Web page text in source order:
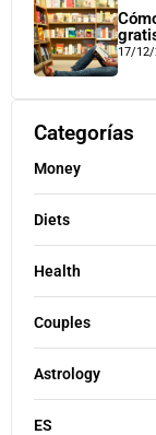
17/12/
Categorías
Money
Diets
Health
Couples
Astrology
ES